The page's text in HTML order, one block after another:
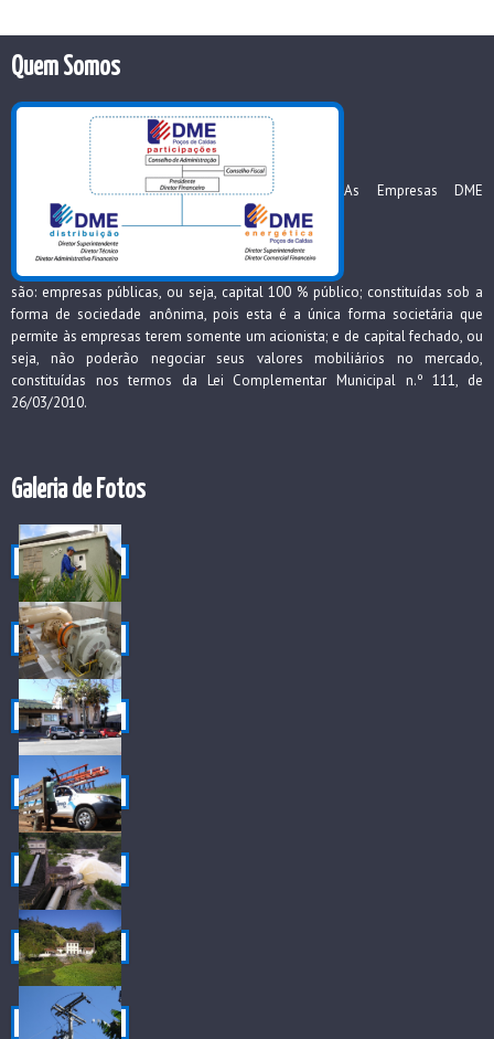
Quem Somos
As Empresas DME
são: empresas públicas, ou seja, capital 100 % público; constituídas sob a
forma de sociedade anônima, pois esta é a única forma societária que
permite às empresas terem somente um acionista; e de capital fechado, ou
seja, não poderão negociar seus valores mobiliários no mercado,
constituídas nos termos da Lei Complementar Municipal n.º 111, de
26/03/2010.
Galeria de Fotos